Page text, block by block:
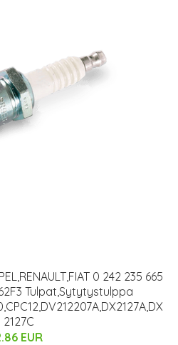
0 242 235 665
Tulpat,Sytytystulppa
2127C
EUR